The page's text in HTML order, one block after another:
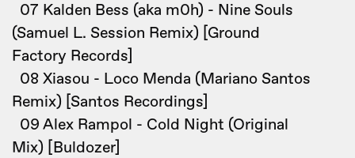
07 Kalden Bess (aka m0h) - Nine Souls
(Samuel L. Session Remix) [Ground
Factory Records]
08 Xiasou - Loco Menda (Mariano Santos
Remix) [Santos Recordings]
09 Alex Rampol - Cold Night (Original
Mix) [Buldozer]